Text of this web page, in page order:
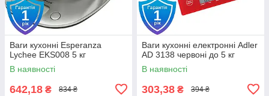
Ваги кухонні Esperanza
Lychee EKS008 5 кг
В наявності
642,18 ₴ 834 ₴
Ваги кухонні електронні Adler
AD 3138 червоні до 5 кг
В наявності
303,38 ₴ 394 ₴